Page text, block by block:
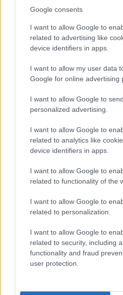
Google consents
I want to allow Google to
related to advertising like
device identifiers in apps.
I want to allow my user data
Google for online advertising
I want to allow Google to
personalized advertising.
I want to allow Google to
related to analytics like
device identifiers in apps.
I want to allow Google to
related to functionality of the
I want to allow Google to
related to personalization.
I want to allow Google to
related to security, including
functionality and fraud
user protection.